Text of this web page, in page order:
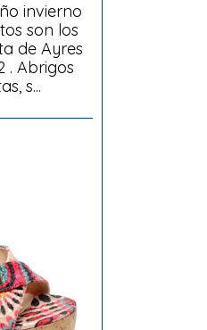
invierno
son los
de Ayres
. Abrigos
s...